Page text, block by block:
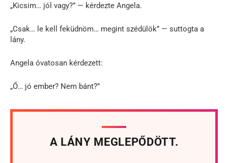
„Kicsim… jól vagy?” — kérdezte Angela.
„Csak… le kell feküdnöm… megint szédülök” — suttogta a
lány.
Angela óvatosan kérdezett:
„Ő… jó ember? Nem bánt?”
A LÁNY MEGLEPŐDÖTT.